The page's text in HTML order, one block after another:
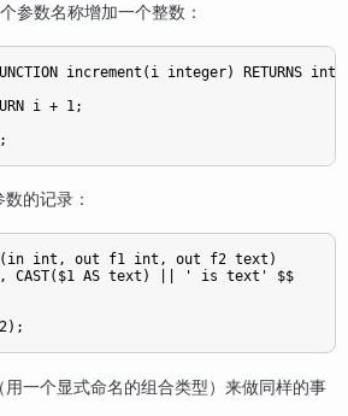
参数名称增加一个整数：
FUNCTION increment(i integer) RETURNS
i + 1;
的记录：
dup(in int, out f1 int, out f2 text)
CAST($1 AS text) || ' is text' $$
一个显式命名的组合类型）来做同样的事